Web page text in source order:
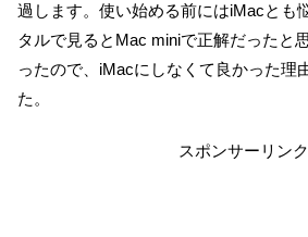
過します。使い始める前にはiMacとも
タルで見るとMac miniで正解だったと
ったので、iMacにしなくて良かった理
た。
スポンサーリンク